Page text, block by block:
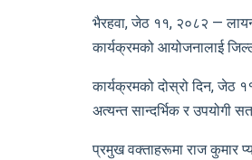
भैरहवा, जेठ ११, २०८२ —
कार्यक्रमको आयोजनालाई
कार्यक्रमको दोस्रो दिन, जेठ
अत्यन्त सान्दर्भिक र उपयोगी
प्रमुख वक्ताहरूमा राज कुमार